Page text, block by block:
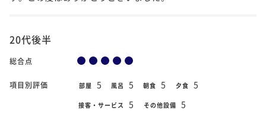
20代後半
総合点
項目別評価 部屋 5 風呂 5 朝食 5 夕食 5
接客・サービス 5 その他設備 5